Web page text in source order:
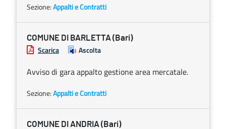
Sezione:Appalti e Contratti
COMUNE DI BARLETTA (Bari)
Scarica Ascolta
Avviso di gara appalto gestione area mercatale.
Sezione:Appalti e Contratti
COMUNE DI ANDRIA (Bari)